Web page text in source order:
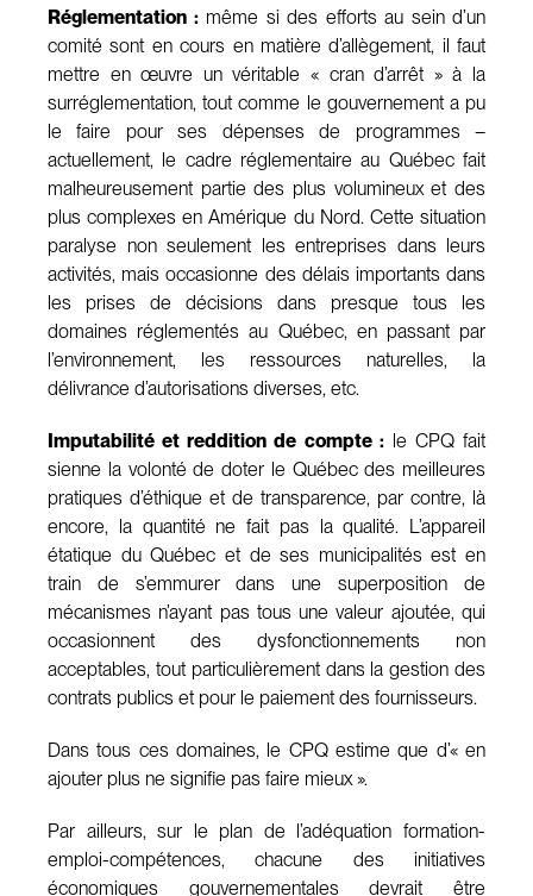
Réglementation :même si des efforts au sein d’un
comité sont en cours en matière d’allègement, il faut
mettre en œuvre un véritable « cran d’arrêt » à la
surréglementation, tout comme le gouvernement a pu
le faire pour ses dépenses de programmes –
actuellement, le cadre réglementaire au Québec fait
malheureusement partie des plus volumineux et des
plus complexes en Amérique du Nord. Cette situation
paralyse non seulement les entreprises dans leurs
activités, mais occasionne des délais importants dans
les prises de décisions dans presque tous les
domaines réglementés au Québec, en passant par
l’environnement, les ressources naturelles, la
délivrance d’autorisations diverses, etc.
Imputabilité et reddition de compte :le CPQ fait
sienne la volonté de doter le Québec des meilleures
pratiques d’éthique et de transparence, par contre, là
encore, la quantité ne fait pas la qualité. L’appareil
étatique du Québec et de ses municipalités est en
train de s’emmurer dans une superposition de
mécanismes n’ayant pas tous une valeur ajoutée, qui
occasionnent des dysfonctionnements non
acceptables, tout particulièrement dans la gestion des
contrats publics et pour le paiement des fournisseurs.
Dans tous ces domaines, le CPQ estime que d’« en
ajouter plus ne signifie pas faire mieux ».
Par ailleurs, sur le plan de l’adéquation formation-
emploi-compétences, chacune des initiatives
économiques gouvernementales devrait être